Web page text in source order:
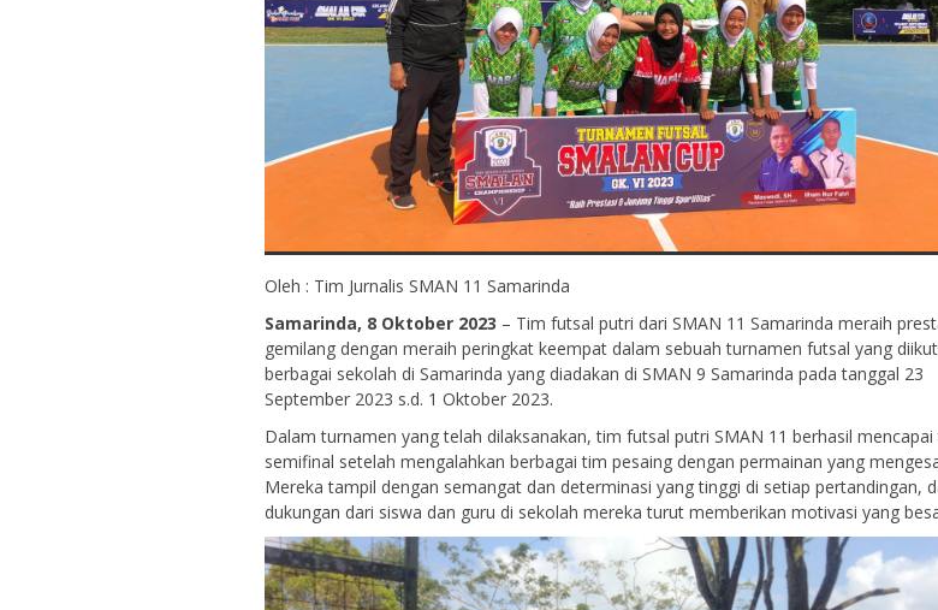
Oleh : Tim Jurnalis SMAN 11 Samarinda
Samarinda, 8 Oktober 2023 – Tim futsal putri dari SMAN 11 Samarinda meraih
gemilang dengan meraih peringkat keempat dalam sebuah turnamen futsal yang
berbagai sekolah di Samarinda yang diadakan di SMAN 9 Samarinda pada tanggal 23
September 2023 s.d. 1 Oktober 2023.
Dalam turnamen yang telah dilaksanakan, tim futsal putri SMAN 11 berhasil mencapai
semifinal setelah mengalahkan berbagai tim pesaing dengan permainan yang
Mereka tampil dengan semangat dan determinasi yang tinggi di setiap pertandingan,
dukungan dari siswa dan guru di sekolah mereka turut memberikan motivasi yang